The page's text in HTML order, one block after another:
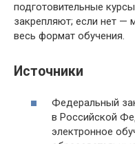
подготовительные
закрепляют; если нет —
весь формат обучения.
Источники
Федеральный
в Российской
электронное